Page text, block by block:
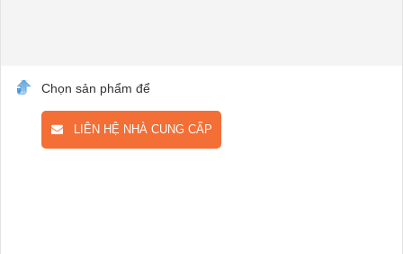
Chọn sản phẩm để
LIÊN HỆ NHÀ CUNG CẤP